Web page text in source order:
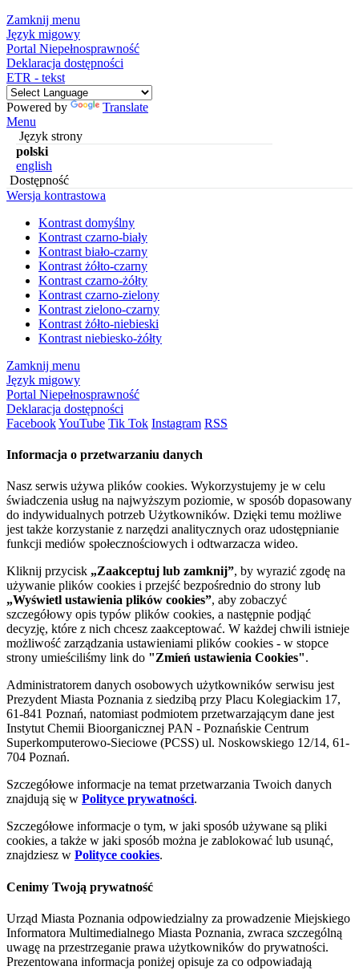
Zamknij menu
Język migowy
Portal Niepełnosprawność
Deklaracja dostępności
ETR - tekst
Powered by
Translate
Menu
Język strony
polski
english
Dostępność
Wersja kontrastowa
Kontrast domyślny
Kontrast czarno-biały
Kontrast biało-czarny
Kontrast żółto-czarny
Kontrast czarno-żółty
Kontrast czarno-zielony
Kontrast zielono-czarny
Kontrast żółto-niebieski
Kontrast niebiesko-żółty
Zamknij menu
Język migowy
Portal Niepełnosprawność
Deklaracja dostępności
FacebookYouTube Tik Tok Instagram RSS
Informacja o przetwarzaniu danych
Nasz serwis używa plików cookies. Wykorzystujemy je w celu
świadczenia usług na najwyższym poziomie, w sposób dopasowany
do indywidualnych potrzeb Użytkowników. Dzięki temu możliwe
jest także korzystanie z narzędzi analitycznych oraz udostępnianie
funkcji mediów społecznościowych i odtwarzacza wideo.
Kliknij przycisk „Zaakceptuj lub zamknij”, by wyrazić zgodę na
używanie plików cookies i przejść bezpośrednio do strony lub
„Wyświetl ustawienia plików cookies”, aby zobaczyć
szczegółowy opis typów plików cookies, a następnie podjąć
decyzję, które z nich chcesz zaakceptować. W każdej chwili istnieje
możliwość zarządzania ustawieniami plików cookies - w stopce
strony umieściliśmy link do "Zmień ustawienia Cookies".
Administratorem danych osobowych użytkowników serwisu jest
Prezydent Miasta Poznania z siedzibą przy Placu Kolegiackim 17,
61-841 Poznań, natomiast podmiotem przetwarzającym dane jest
Instytut Chemii Bioorganicznej PAN - Poznańskie Centrum
Superkomputerowo-Sieciowe (PCSS) ul. Noskowskiego 12/14, 61-
704 Poznań.
Szczegółowe informacje na temat przetwarzania Twoich danych
znajdują się w Polityce prywatności.
Szczegółowe informacje o tym, w jaki sposób używane są pliki
cookies, a także w jaki sposób można je zablokować lub usunąć,
znajdziesz w Polityce cookies.
Cenimy Twoją prywatność
Urząd Miasta Poznania odpowiedzialny za prowadzenie Miejskiego
Informatora Multimedialnego Miasta Poznania, zwraca szczególną
uwagę na przestrzeganie prawa użytkowników do prywatności.
Prezentowana informacja poniżej opisuje za co odpowiadają